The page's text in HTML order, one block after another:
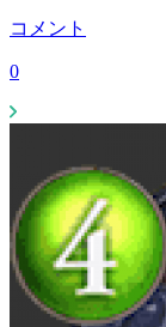
コメント
0